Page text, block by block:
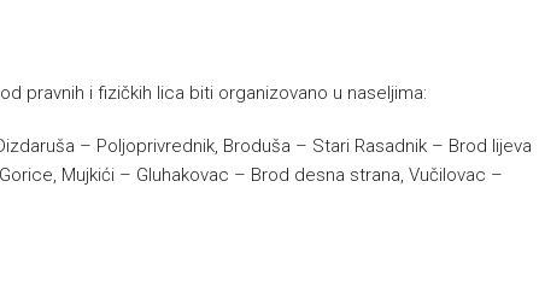
pravnih i fizičkih lica biti organizovano u naseljima:
– Poljoprivrednik, Broduša – Stari Rasadnik – Brod lijeva
Mujkići – Gluhakovac – Brod desna strana, Vučilovac –